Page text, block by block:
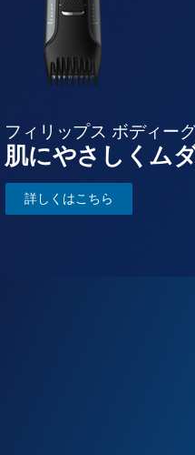
フィリップス ボディー
肌にやさしくム
詳しくはこちら